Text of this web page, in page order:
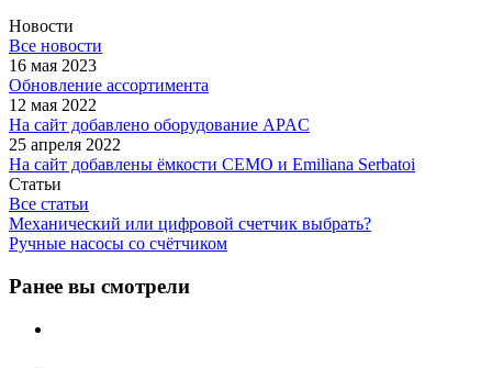
Новости
Все новости
16 мая 2023
Обновление ассортимента
12 мая 2022
На сайт добавлено оборудование APAC
25 апреля 2022
На сайт добавлены ёмкости CEMO и Emiliana Serbatoi
Статьи
Все статьи
Механический или цифровой счетчик выбрать?
Ручные насосы со счётчиком
Ранее вы смотрели